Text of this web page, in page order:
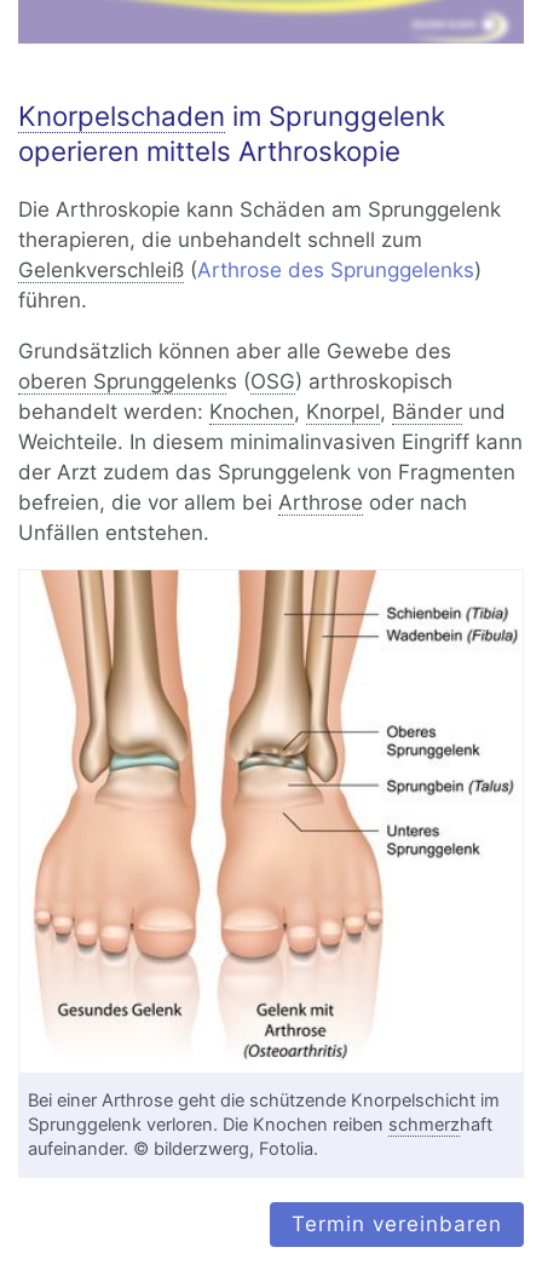
Knorpelschaden im Sprunggelenk
operieren mittels Arthroskopie
Die Arthroskopie kann Schäden am Sprunggelenk
therapieren, die unbehandelt schnell zum
Gelenkverschleiß (Arthrose des Sprunggelenks)
führen.
Grundsätzlich können aber alle Gewebe des
oberen Sprunggelenks (OSG) arthroskopisch
behandelt werden: Knochen, Knorpel, Bänder und
Weichteile. In diesem minimalinvasiven Eingriff kann
der Arzt zudem das Sprunggelenk von Fragmenten
befreien, die vor allem beiArthrose oder nach
Unfällen entstehen.
Bei einer Arthrose geht die schützende Knorpelschicht im
Sprunggelenk verloren. Die Knochen reiben schmerzhaft
aufeinander. © bilderzwerg, Fotolia.
Termin vereinbaren